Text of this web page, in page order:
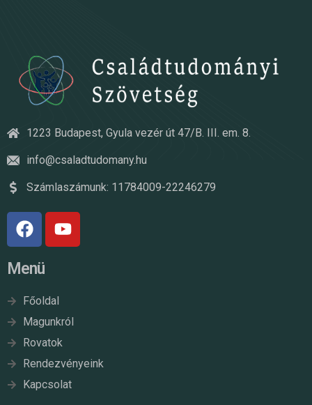
1223 Budapest, Gyula vezér út 47/B. III. em. 8.
info@csaladtudomany.hu
Számlaszámunk: 11784009-22246279
Menü
Főoldal
Magunkról
Rovatok
Rendezvényeink
Kapcsolat